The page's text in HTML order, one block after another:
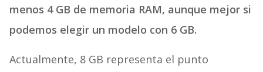
menos 4 GB de memoria RAM, aunque mejor si
podemos elegir un modelo con 6 GB.
Actualmente, 8 GB representa el punto